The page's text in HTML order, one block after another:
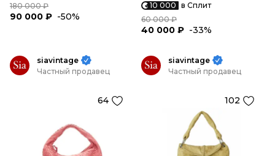
180 000 ₽
90 000 ₽ -50%
10 000 в Сплит
60 000 ₽
40 000 ₽ -33%
siavintage
Частный продавец
64
siavintage
Частный продавец
102